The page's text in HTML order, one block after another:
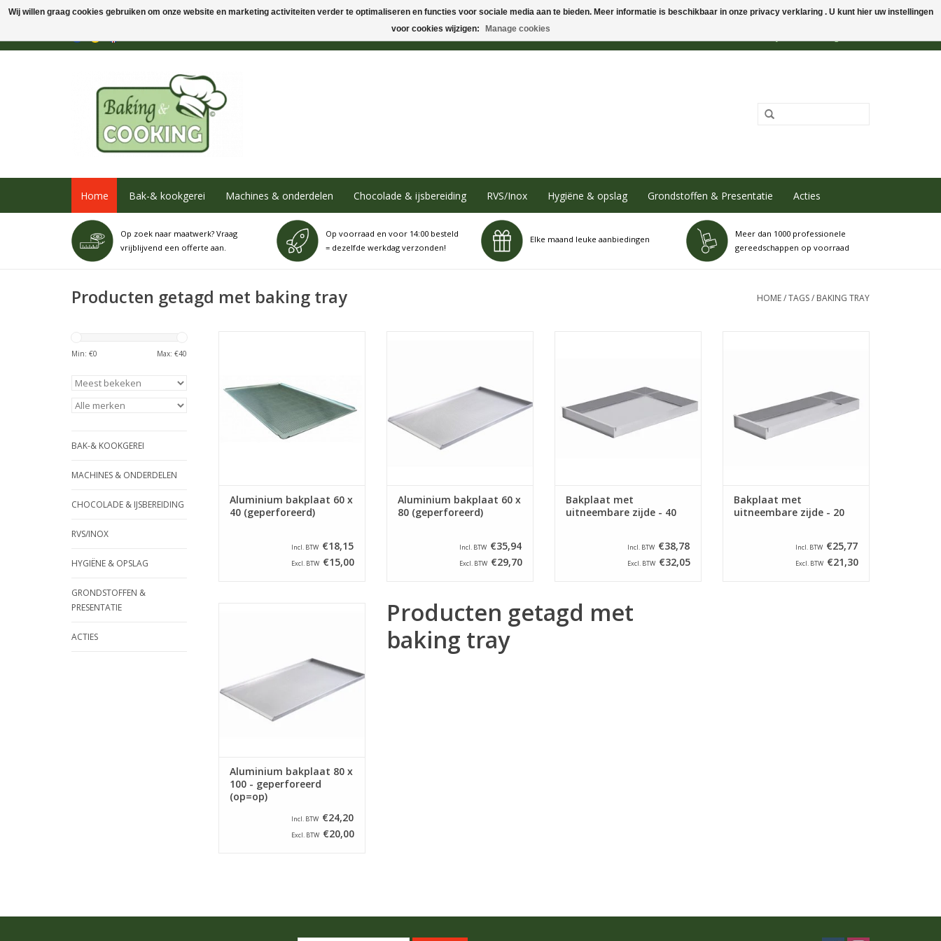
Home Bak-& kookgerei Machines & onderdelen Chocolade & ijsbereiding RVS/Inox Hygiëne & opslag Grondstoffen & Presentatie Acties
Op zoek naar maatwerk? Vraag
vrijblijvend een offerte aan.
Op voorraad en voor 14:00 besteld
= dezelfde werkdag verzonden!
Elke maand leuke aanbiedingen
Meer dan 1000 professionele
gereedschappen op voorraad
Producten getagd met baking tray HOME/TAGS/ BAKING TRAY
Min: €0 Max: €40
BAK-& KOOKGEREI
MACHINES & ONDERDELEN
CHOCOLADE & IJSBEREIDING
RVS/INOX
HYGIËNE & OPSLAG
GRONDSTOFFEN &
PRESENTATIE
ACTIES
1,5 mm. De bakplaat is voorzien
van vier opstaande randen van
TOEVOEGEN AAN WINKELWAGEN
Aluminium bakplaat 60 x
40 (geperforeerd)
Incl. BTW €18,15
Excl. BTW €15,00
voorzien van 3 zijden die gezet
zijn op 90° en een scheprand op
de 600 mm zijde.
TOEVOEGEN AAN WINKELWAGEN
Aluminium bakplaat 60 x
80 (geperforeerd)
Incl. BTW €35,94
Excl. BTW €29,70
bakpapier of teflon te gebruiken
op deze plaat.
TOEVOEGEN AAN WINKELWAGEN
Bakplaat met
uitneembare zijde - 40
Incl. BTW €38,78
Excl. BTW €32,05
bakpapier of teflon te gebruiken
op deze plaat.
TOEVOEGEN AAN WINKELWAGEN
Bakplaat met
uitneembare zijde - 20
Incl. BTW €25,77
Excl. BTW €21,30
voorzien van 3 zijden die gezet
zijn op 90° en een scheprand op
de 800 mm zijde.
TOEVOEGEN AAN WINKELWAGEN
Aluminium bakplaat 80 x
100 - geperforeerd
(op=op)
Incl. BTW €24,20
Excl. BTW €20,00
Producten getagd met
baking tray
Wij willen graag cookies gebruiken om onze website en marketing activiteiten verder te optimaliseren en functies voor sociale media aan te bieden. Meer informatie is beschikbaar in onze privacy verklaring . U kunt hier uw instellingen
voor cookies wijzigen:
Manage cookies